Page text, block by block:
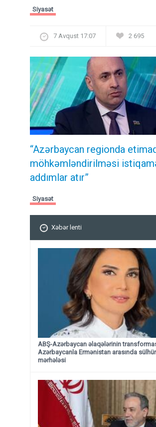
Siyasət
7 Avqust 17:07 2 695
“Azərbaycan regionda
möhkəmləndirilməsi
addımlar atır”
Siyasət
Xəbər lenti
ABŞ-Azərbaycan əlaqələrinin
Azərbaycanla Ermənistan arasında
mərhələsi